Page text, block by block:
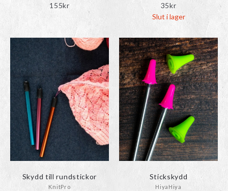
155kr 35kr
Slut i lager
Skydd till rundstickor
KnitPro
Stickskydd
HiyaHiya